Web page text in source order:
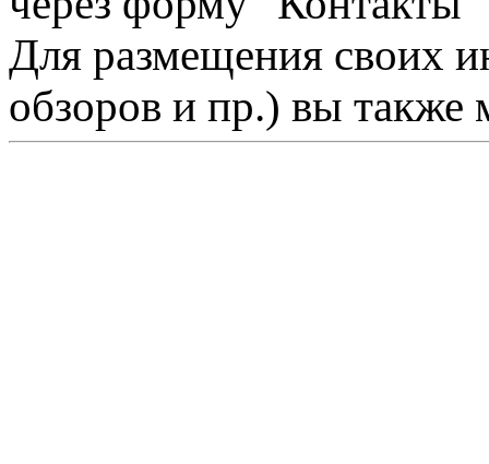
Для размещения своих
обзоров и пр.) вы также